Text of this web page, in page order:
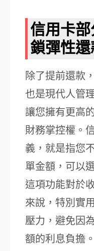
信用卡
鎖彈性
除了提前還款
也是現代人管
讓您擁有更高
財務掌控權。
義，就是指您
單金額，可以
這項功能對於
來說，特別實
壓力，避免因
額的利息負擔。